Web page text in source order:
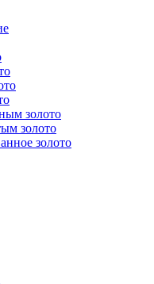
золото
золото
золото